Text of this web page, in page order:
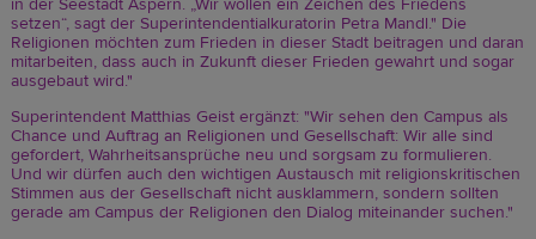
setzen“, sagt der Superintendentialkuratorin Petra Mandl." Die
Religionen möchten zum Frieden in dieser Stadt beitragen und daran
mitarbeiten, dass auch in Zukunft dieser Frieden gewahrt und sogar
ausgebaut wird."
Superintendent Matthias Geist ergänzt: "Wir sehen den Campus als
Chance und Auftrag an Religionen und Gesellschaft: Wir alle sind
gefordert, Wahrheitsansprüche neu und sorgsam zu formulieren.
Und wir dürfen auch den wichtigen Austausch mit religionskritischen
Stimmen aus der Gesellschaft nicht ausklammern, sondern sollten
gerade am Campus der Religionen den Dialog miteinander suchen."